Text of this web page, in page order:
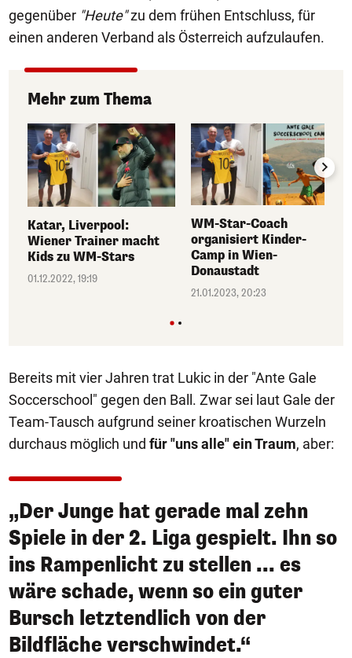
gegenüber "Heute"zu dem frühen Entschluss, für
einen anderen Verband als Österreich aufzulaufen.
Mehr zum Thema
Katar, Liverpool:
Wiener Trainer macht
Kids zu WM-Stars
01.12.2022, 19:19
WM-Star-Coach
organisiert Kinder-
Camp in Wien-
Donaustadt
21.01.2023, 20:23
Bereits mit vier Jahren trat Lukic in der "Ante Gale
Soccerschool" gegen den Ball. Zwar sei laut Gale der
Team-Tausch aufgrund seiner kroatischen Wurzeln
durchaus möglich und für "uns alle" ein Traum, aber:
„Der Junge hat gerade mal zehn
Spiele in der 2. Liga gespielt. Ihn so
ins Rampenlicht zu stellen ... es
wäre schade, wenn so ein guter
Bursch letztendlich von der
Bildfläche verschwindet.“